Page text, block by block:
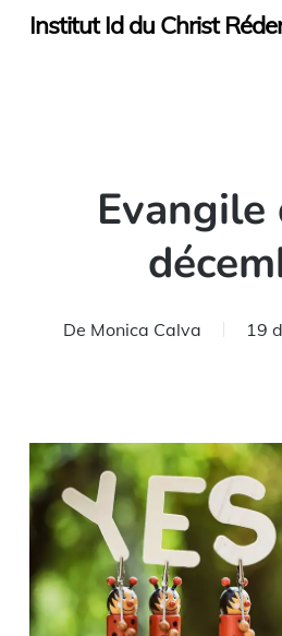
SkipInstitut Id du Christ
Evangile
De Monica Calva 19